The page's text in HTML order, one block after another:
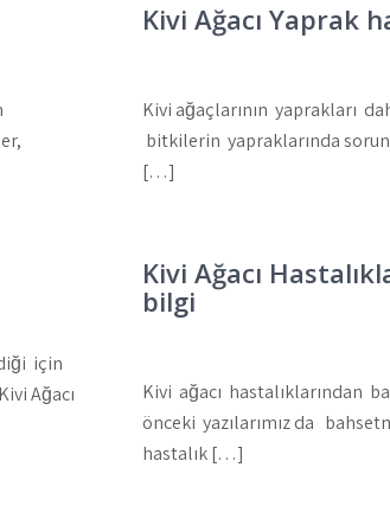
Kivi Ağacı Yaprak
Kivi ağaçlarının yaprakları
bitkilerin yapraklarında
[…]
için
Ağacı
Kivi Ağacı
bilgi
Kivi ağacı hastalıklarından
önceki yazılarımız da
hastalık […]